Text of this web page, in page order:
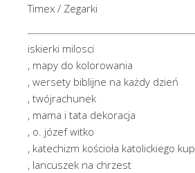
Timex / Zegarki
iskierki milosci
, mapy do kolorowania
, wersety biblijne na każdy dzień
, twójrachunek
, mama i tata dekoracja
, o. józef witko
, katechizm kościoła katolickiego kup
, lancuszek na chrzest